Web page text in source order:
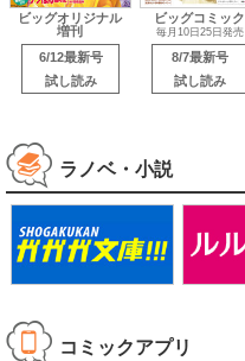
ビッグオリジナル
増刊
6/12最新号
試し読み
ビッグコミック
毎月10日25日発売
8/7最新号
試し読み
ラノベ・小説
コミックアプリ